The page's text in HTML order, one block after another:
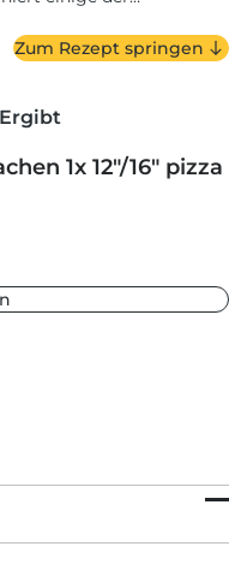
das jeder probieren
Zum Rezept springen
Ergibt
1x 12"/16" pizza